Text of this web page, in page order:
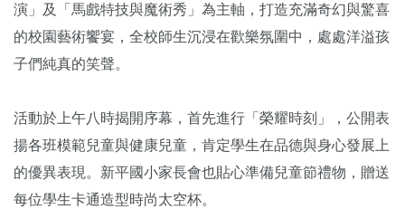
演」及「馬戲特技與魔術秀」為主軸，打造充滿奇幻與驚喜
的校園藝術饗宴，全校師生沉浸在歡樂氛圍中，處處洋溢孩
子們純真的笑聲。
活動於上午八時揭開序幕，首先進行「榮耀時刻」，公開表
揚各班模範兒童與健康兒童，肯定學生在品德與身心發展上
的優異表現。新平國小家長會也貼心準備兒童節禮物，贈送
每位學生卡通造型時尚太空杯。